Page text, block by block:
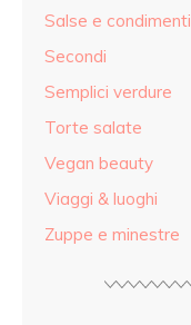
Salse e condimenti
Secondi
Semplici verdure
Torte salate
Vegan beauty
Viaggi & luoghi
Zuppe e minestre